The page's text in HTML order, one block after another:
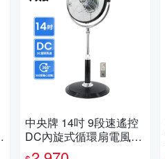
中央牌 14吋 9段速遙控
DC內旋式循環扇電風扇
KDS-142SR(貴族黑)